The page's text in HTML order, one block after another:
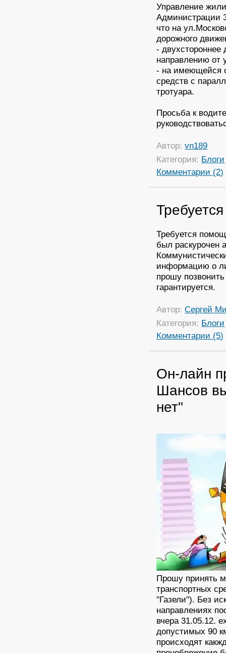
Управление
Администрации
что на
дорожного
- двухстороннее
направлению от
- на имеющейся
средств с
тротуара.
Просьба к
Автор:vn189
Категория: Блоги
Комментарии (2)
Требуется
был раскурочен
информацию о
прошу
гарантируется.
Автор:Сергей
Категория: Блоги
Комментарии (5)
Он-лайн
Шансов
нет"
Прошу принять
транспортных
"Газели"). Без
направлениях
вчера 31.05.12.
допустимых 90
происходят